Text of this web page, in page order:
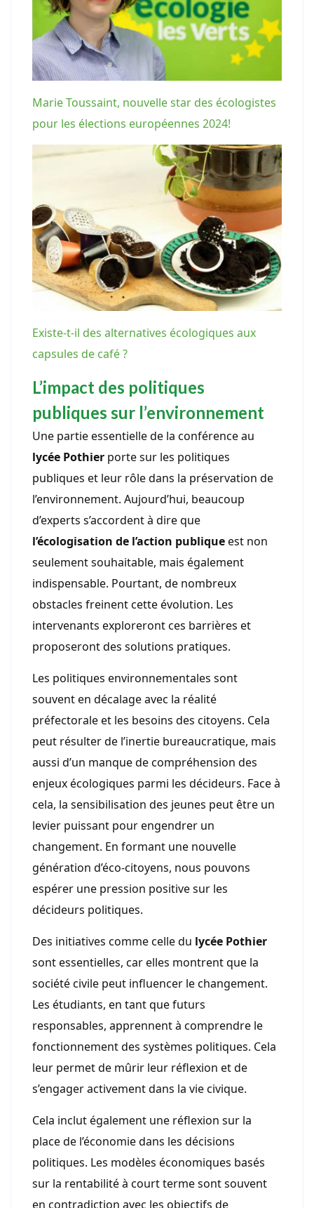
Marie Toussaint, nouvelle star des écologistes
pour les élections européennes 2024!
Existe-t-il des alternatives écologiques aux
capsules de café ?
L’impact des politiques
publiques sur l’environnement
Une partie essentielle de la conférence au
lycée Pothier porte sur les politiques
publiques et leur rôle dans la préservation de
l’environnement. Aujourd’hui, beaucoup
d’experts s’accordent à dire que
l’écologisation de l’action publiqueest non
seulement souhaitable, mais également
indispensable. Pourtant, de nombreux
obstacles freinent cette évolution. Les
intervenants exploreront ces barrières et
proposeront des solutions pratiques.
Les politiques environnementales sont
souvent en décalage avec la réalité
préfectorale et les besoins des citoyens. Cela
peut résulter de l’inertie bureaucratique, mais
aussi d’un manque de compréhension des
enjeux écologiques parmi les décideurs. Face à
cela, la sensibilisation des jeunes peut être un
levier puissant pour engendrer un
changement. En formant une nouvelle
génération d’éco-citoyens, nous pouvons
espérer une pression positive sur les
décideurs politiques.
Des initiatives comme celle du lycée Pothier
sont essentielles, car elles montrent que la
société civile peut influencer le changement.
Les étudiants, en tant que futurs
responsables, apprennent à comprendre le
fonctionnement des systèmes politiques. Cela
leur permet de mûrir leur réflexion et de
s’engager activement dans la vie civique.
Cela inclut également une réflexion sur la
place de l’économie dans les décisions
politiques. Les modèles économiques basés
sur la rentabilité à court terme sont souvent
en contradiction avec les objectifs de